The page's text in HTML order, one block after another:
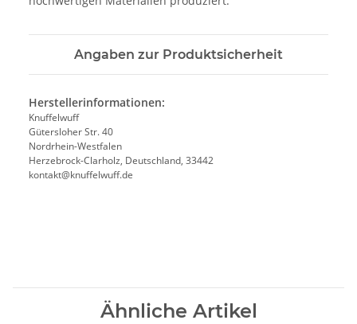
Angaben zur Produktsicherheit
Herstellerinformationen:
Knuffelwuff
Gütersloher Str. 40
Nordrhein-Westfalen
Herzebrock-Clarholz, Deutschland, 33442
kontakt@knuffelwuff.de
Ähnliche Artikel